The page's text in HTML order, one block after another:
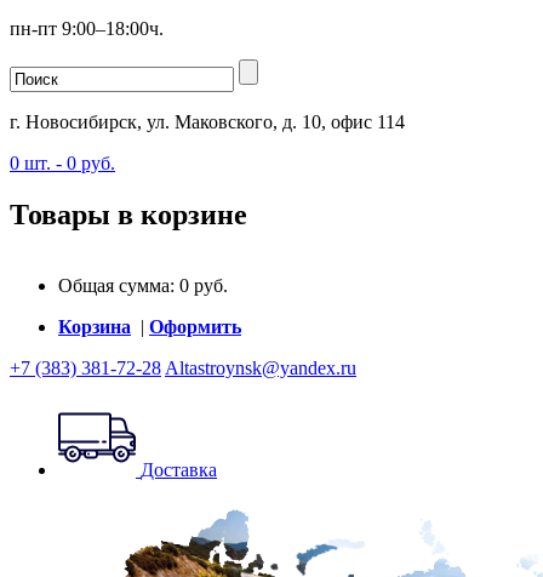
пн-пт 9:00–18:00ч.
г. Новосибирск, ул. Маковского, д. 10, офис 114
0 шт. - 0 руб.
Товары в корзине
Общая сумма: 0 руб.
Корзина | Оформить
+7 (383) 381-72-28 Altastroynsk@yandex.ru
Доставка